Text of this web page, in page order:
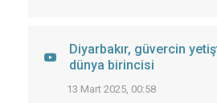
Diyarbakır, güvercin
dünya birincisi
13 Mart 2025, 00:58